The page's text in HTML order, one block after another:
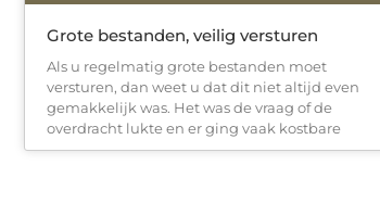
Grote bestanden, veilig versturen
Als u regelmatig grote bestanden moet
versturen, dan weet u dat dit niet altijd even
gemakkelijk was. Het was de vraag of de
overdracht lukte en er ging vaak kostbare